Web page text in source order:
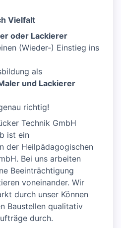
Vielfalt
oder Lackierer
(Wieder‑) Einstieg ins
als
und Lackierer
richtig!
Technik GmbH
ist ein
der Heilpädagogischen
Bei uns arbeiten
Beeinträchtigung
voneinander. Wir
durch unser Können
Baustellen qualitativ
durch.